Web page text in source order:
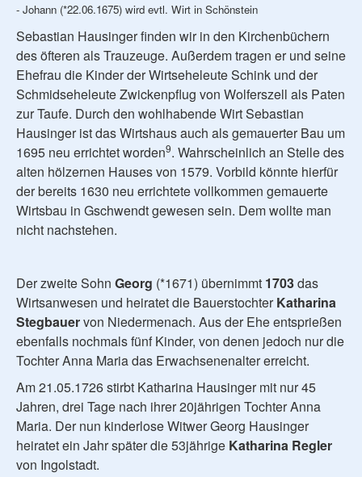
- Johann (*22.06.1675) wird evtl. Wirt in Schönstein
Sebastian Hausinger finden wir in den Kirchenbüchern
des öfteren als Trauzeuge. Außerdem tragen er und seine
Ehefrau die Kinder der Wirtseheleute Schink und der
Schmidseheleute Zwickenpflug von Wolferszell als Paten
zur Taufe. Durch den wohlhabende Wirt Sebastian
Hausinger ist das Wirtshaus auch als gemauerter Bau um
1695 neu errichtet worden9. Wahrscheinlich an Stelle des
alten hölzernen Hauses von 1579. Vorbild könnte hierfür
der bereits 1630 neu errichtete vollkommen gemauerte
Wirtsbau in Gschwendt gewesen sein. Dem wollte man
nicht nachstehen.
Der zweite Sohn Georg (*1671) übernimmt 1703das
Wirtsanwesen und heiratet die BauerstochterKatharina
Stegbauervon Niedermenach. Aus der Ehe entsprießen
ebenfalls nochmals fünf Kinder, von denen jedoch nur die
Tochter Anna Maria das Erwachsenenalter erreicht.
Am 21.05.1726 stirbt Katharina Hausinger mit nur 45
Jahren, drei Tage nach ihrer 20jährigen Tochter Anna
Maria. Der nun kinderlose Witwer Georg Hausinger
heiratet ein Jahr später die 53jährige Katharina Regler
von Ingolstadt.